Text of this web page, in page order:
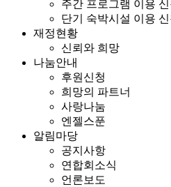
주간 프로그램 이용 신
단기 숙박시설 이용 신
재정현황
신뢰와 희망
나눔안내
후원신청
희망의 파트너
사랑나눔
엔젤스푼
알림마당
공지사항
연합회소식
언론보도